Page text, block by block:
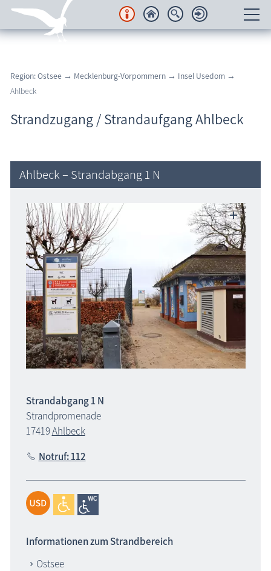
Regionales
Urlaubsorte
Freizeit
Wissenswertes
Veranstaltungen
Blog
Region: Ostsee → Mecklenburg-Vorpommern → Insel Usedom →
Ahlbeck
Strandzugang / Strandaufgang Ahlbeck
Ahlbeck – Strandabgang 1 N
Strandabgang 1 N
Strandpromenade
17419Ahlbeck
Notruf: 112
Informationen zum Strandbereich
Ostsee